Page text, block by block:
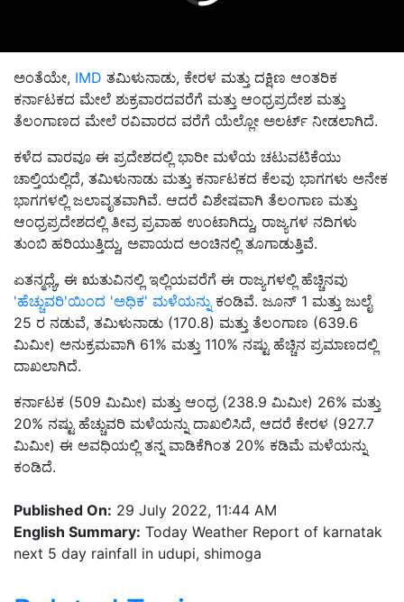
ಅಂತೆಯೇ, IMD ತಮಿಳುನಾಡು, ಕೇರಳ ಮತ್ತು ದಕ್ಷಿಣ ಆಂತರಿಕ
ಕರ್ನಾಟಕದ ಮೇಲೆ ಶುಕ್ರವಾರದವರೆಗೆ ಮತ್ತು ಆಂಧ್ರಪ್ರದೇಶ ಮತ್ತು
ತೆಲಂಗಾಣದ ಮೇಲೆ ರವಿವಾರದ ವರೆಗೆ ಯೆಲ್ಲೋ ಅಲರ್ಟ್‌ ನೀಡಲಾಗಿದೆ.
ಕಳೆದ ವಾರವೂ ಈ ಪ್ರದೇಶದಲ್ಲಿ ಭಾರೀ ಮಳೆಯ ಚಟುವಟಿಕೆಯು
ಚಾಲ್ತಿಯಲ್ಲಿದೆ, ತಮಿಳುನಾಡು ಮತ್ತು ಕರ್ನಾಟಕದ ಕೆಲವು ಭಾಗಗಳು ಅನೇಕ
ಭಾಗಗಳಲ್ಲಿ ಜಲಾವೃತವಾಗಿವೆ. ಆದರೆ ವಿಶೇಷವಾಗಿ ತೆಲಂಗಾಣ ಮತ್ತು
ಆಂಧ್ರಪ್ರದೇಶದಲ್ಲಿ ತೀವ್ರ ಪ್ರವಾಹ ಉಂಟಾಗಿದ್ದು, ರಾಜ್ಯಗಳ ನದಿಗಳು
ತುಂಬಿ ಹರಿಯುತ್ತಿದ್ದು, ಅಪಾಯದ ಅಂಚಿನಲ್ಲಿ ತೂಗಾಡುತ್ತಿವೆ.
ಏತನ್ಮಧ್ಯೆ, ಈ ಋತುವಿನಲ್ಲಿ ಇಲ್ಲಿಯವರೆಗೆ ಈ ರಾಜ್ಯಗಳಲ್ಲಿ ಹೆಚ್ಚಿನವು
'ಹೆಚ್ಚುವರಿ'ಯಿಂದ 'ಅಧಿಕ' ಮಳೆಯನ್ನುಕಂಡಿವೆ. ಜೂನ್ 1 ಮತ್ತು ಜುಲೈ
25 ರ ನಡುವೆ, ತಮಿಳುನಾಡು (170.8) ಮತ್ತು ತೆಲಂಗಾಣ (639.6
ಮಿಮೀ) ಅನುಕ್ರಮವಾಗಿ 61% ಮತ್ತು 110% ನಷ್ಟು ಹೆಚ್ಚಿನ ಪ್ರಮಾಣದಲ್ಲಿ
ದಾಖಲಾಗಿದೆ.
ಕರ್ನಾಟಕ (509 ಮಿಮೀ) ಮತ್ತು ಆಂಧ್ರ (238.9 ಮಿಮೀ) 26% ಮತ್ತು
20% ನಷ್ಟು ಹೆಚ್ಚುವರಿ ಮಳೆಯನ್ನು ದಾಖಲಿಸಿದೆ, ಆದರೆ ಕೇರಳ (927.7
ಮಿಮೀ) ಈ ಅವಧಿಯಲ್ಲಿ ತನ್ನ ವಾಡಿಕೆಗಿಂತ 20% ಕಡಿಮೆ ಮಳೆಯನ್ನು
ಕಂಡಿದೆ.
Published On: 29 July 2022, 11:44 AM
English Summary: Today Weather Report of karnatak
next 5 day rainfall in udupi, shimoga